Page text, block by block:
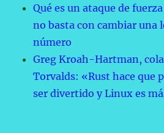
Qué es un ataque de
no basta con cambiar una
número
Greg Kroah-Hartman,
Torvalds: «Rust hace que
ser divertido y Linux es